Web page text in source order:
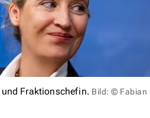
Fraktionschefin. Bild: © Fabian